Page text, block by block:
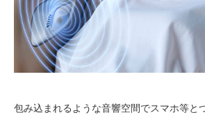
包み込まれるような音響空間でスマホ等と